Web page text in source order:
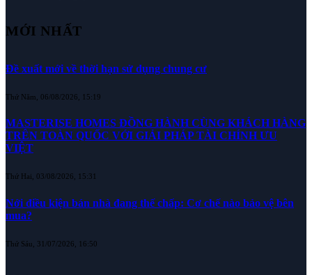
MỚI NHẤT
Đề xuất mới về thời hạn sử dụng chung cư
Thứ Năm, 06/08/2026, 15:19
MASTERISE HOMES ĐỒNG HÀNH CÙNG KHÁCH HÀNG
TRÊN TOÀN QUỐC VỚI GIẢI PHÁP TÀI CHÍNH ƯU
VIỆT
Thứ Hai, 03/08/2026, 15:31
Nới điều kiện bán nhà đang thế chấp: Cơ chế nào bảo vệ bên
mua?
Thứ Sáu, 31/07/2026, 16:50